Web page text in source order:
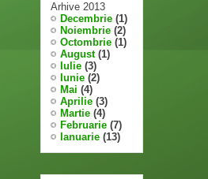
Arhive 2013
Decembrie (1)
Noiembrie (2)
Octombrie (1)
August(1)
Iulie (3)
Iunie (2)
Mai (4)
Aprilie (3)
Martie (4)
Februarie (7)
Ianuarie (13)